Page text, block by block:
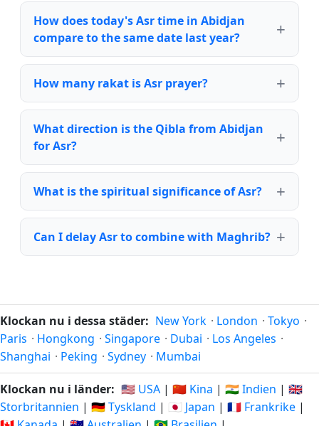
How does today's Asr time in Abidjan
compare to the same date last year?
How many rakat is Asr prayer?
What direction is the Qibla from Abidjan
for Asr?
What is the spiritual significance of Asr?
Can I delay Asr to combine with Maghrib?
Klockan nu i dessa städer: New York · London · Tokyo ·
Paris · Hongkong · Singapore · Dubai · Los Angeles ·
Shanghai · Peking · Sydney · Mumbai
Klockan nu i länder: 🇺🇸 USA | 🇨🇳 Kina | 🇮🇳 Indien | 🇬🇧
Storbritannien | 🇩🇪 Tyskland | 🇯🇵 Japan | 🇫🇷 Frankrike |